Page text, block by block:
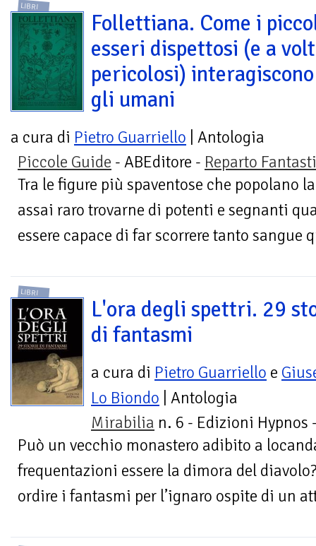
LIBRI
Follettiana. Come i
esseri dispettosi (e a
pericolosi)
gli umani
a cura di Pietro Guarriello | Antologia
Piccole Guide - ABEditore - Reparto
Tra le figure più spaventose che popolano
assai raro trovarne di potenti e segnanti
essere capace di far scorrere tanto sangue
LIBRI
L'ora degli spettri. 29
di fantasmi
a cura di Pietro Guarriello e
Lo Biondo | Antologia
Mirabilia n. 6 - Edizioni Hypnos
Può un vecchio monastero adibito a
frequentazioni essere la dimora del
ordire i fantasmi per l’ignaro ospite di un